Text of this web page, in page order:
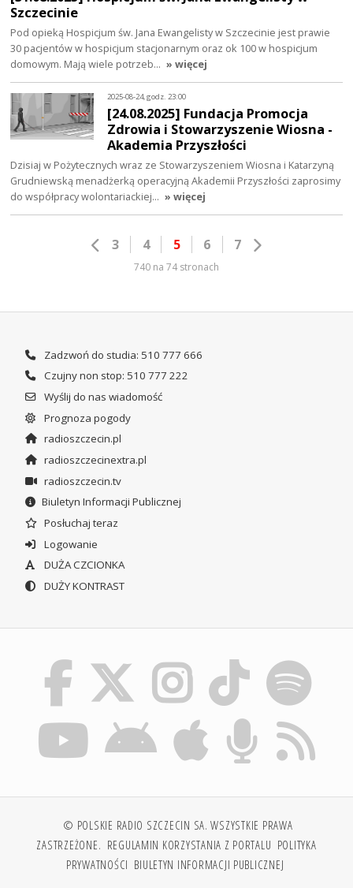
Szczecinie
Pod opieką Hospicjum św. Jana Ewangelisty w Szczecinie jest prawie
30 pacjentów w hospicjum stacjonarnym oraz ok 100 w hospicjum
domowym. Mają wiele potrzeb… » więcej
2025-08-24, godz. 23:00
[24.08.2025] Fundacja Promocja
Zdrowia i Stowarzyszenie Wiosna -
Akademia Przyszłości
Dzisiaj w Pożytecznych wraz ze Stowarzyszeniem Wiosna i Katarzyną
Grudniewską menadżerką operacyjną Akademii Przyszłości zaprosimy
do współpracy wolontariackiej… » więcej
3 4 5 6 7
740 na 74 stronach
Zadzwoń do studia: 510 777 666
Czujny non stop: 510 777 222
Wyślij do nas wiadomość
Prognoza pogody
radioszczecin.pl
radioszczecinextra.pl
radioszczecin.tv
Biuletyn Informacji Publicznej
Posłuchaj teraz
Logowanie
DUŻA CZCIONKA
DUŻY KONTRAST
© POLSKIE RADIO SZCZECIN SA. WSZYSTKIE PRAWA
ZASTRZEŻONE. REGULAMIN KORZYSTANIA Z PORTALU POLITYKA
PRYWATNOŚCI BIULETYN INFORMACJI PUBLICZNEJ